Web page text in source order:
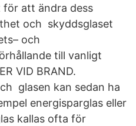
för att ändra dess
och skyddsglaset
och
till vanligt
VID BRAND.
glasen kan sedan ha
energisparglas eller
kallas ofta för